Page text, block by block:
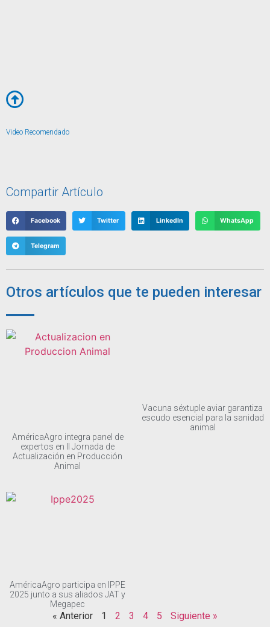
Video Recomendado
Compartir Artículo
Facebook Twitter LinkedIn WhatsApp
Telegram
Otros artículos que te pueden interesar
AméricaAgro integra panel de
expertos en II Jornada de
Actualización en Producción
Animal
Vacuna séxtuple aviar garantiza
escudo esencial para la sanidad
animal
AméricaAgro participa en IPPE
2025 junto a sus aliados JAT y
Megapec
« Anterior 1 2 3 4 5 Siguiente »